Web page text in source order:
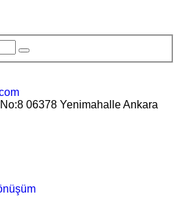
06378 Yenimahalle Ankara